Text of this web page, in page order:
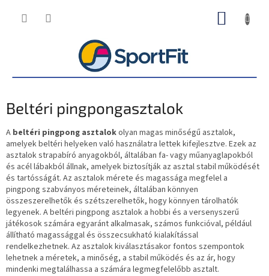
KOSÁR
Beltéri pingpongasztalok
A beltéri pingpong asztalokolyan magas minőségű asztalok,
amelyek beltéri helyeken való használatra lettek kifejlesztve. Ezek az
asztalok strapabíró anyagokból, általában fa- vagy műanyaglapokból
és acél lábakból állnak, amelyek biztosítják az asztal stabil működését
és tartósságát. Az asztalok mérete és magassága megfelel a
pingpong szabványos méreteinek, általában könnyen
összeszerelhetők és szétszerelhetők, hogy könnyen tárolhatók
legyenek. A beltéri pingpong asztalok a hobbi és a versenyszerű
játékosok számára egyaránt alkalmasak, számos funkcióval, például
állítható magassággal és összecsukható kialakítással
rendelkezhetnek. Az asztalok kiválasztásakor fontos szempontok
lehetnek a méretek, a minőség, a stabil működés és az ár, hogy
mindenki megtalálhassa a számára legmegfelelőbb asztalt.